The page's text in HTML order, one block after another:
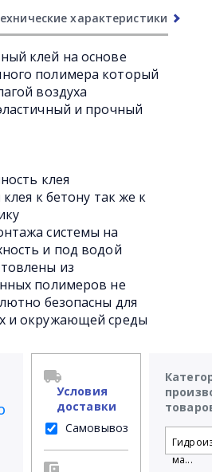
характеристики
клей на основе
полимера который
воздуха
и прочный
клея
к бетону так же к
системы на
и под водой
из
полимеров не
безопасны для
и окружающей среды
Условия
доставки
Самовывоз
ма...